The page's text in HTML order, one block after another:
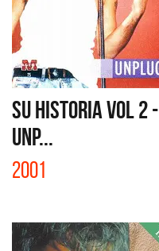
SU HISTORIA VOL 2 -
UNP...
2001